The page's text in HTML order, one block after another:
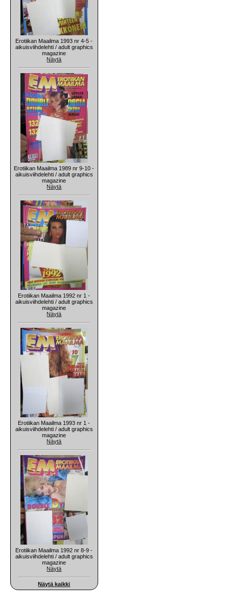
Erotiikan Maailma 1993 nr 4-5 -
aikuisviihdelehti / adult graphics
magazine
Näytä
Erotiikan Maailma 1989 nr 9-10 -
aikuisviihdelehti / adult graphics
magazine
Näytä
Erotiikan Maailma 1992 nr 1 -
aikuisviihdelehti / adult graphics
magazine
Näytä
Erotiikan Maailma 1993 nr 1 -
aikuisviihdelehti / adult graphics
magazine
Näytä
Erotiikan Maailma 1992 nr 8-9 -
aikuisviihdelehti / adult graphics
magazine
Näytä
Näytä kaikki